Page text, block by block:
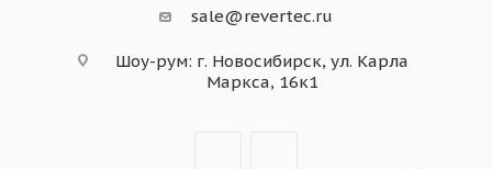
sale@revertec.ru
Шоу-рум: г. Новосибирск, ул. Карла
Маркса, 16к1